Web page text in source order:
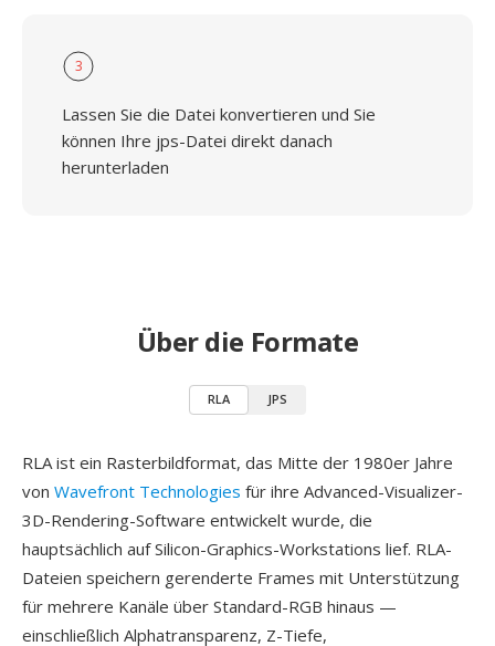
3
Lassen Sie die Datei konvertieren und Sie
können Ihre jps-Datei direkt danach
herunterladen
Über die Formate
RLA JPS
RLA ist ein Rasterbildformat, das Mitte der 1980er Jahre
von Wavefront Technologies für ihre Advanced-Visualizer-
3D-Rendering-Software entwickelt wurde, die
hauptsächlich auf Silicon-Graphics-Workstations lief. RLA-
Dateien speichern gerenderte Frames mit Unterstützung
für mehrere Kanäle über Standard-RGB hinaus —
einschließlich Alphatransparenz, Z-Tiefe,